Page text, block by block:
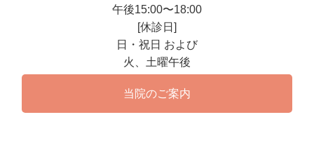
午後15:00〜18:00
[休診日]
日・祝日 および
火、土曜午後
当院のご案内